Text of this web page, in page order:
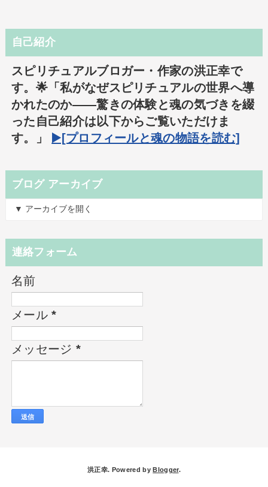
自己紹介
スピリチュアルブロガー・作家の洪正幸で
す。🌟「私がなぜスピリチュアルの世界へ導
かれたのか――驚きの体験と魂の気づきを綴
った自己紹介は以下からご覧いただけま
す。」
▶️[プロフィールと魂の物語を読む]
ブログ アーカイブ
▼ アーカイブを開く
連絡フォーム
名前
メール*
メッセージ *
洪正幸. Powered byBlogger.